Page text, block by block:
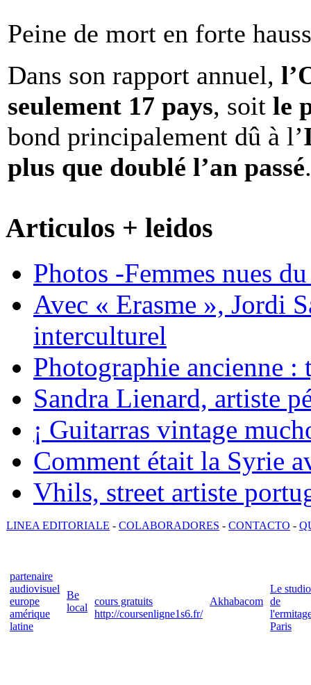
Peine de mort en forte
Dans son rapport annuel,
seulement 17 pays, soit le
bond principalement dû à l’
plus que doublé l’an passé.
Articulos + leidos
Photos -Femmes nues
Avec « Erasme », Jordi
interculturel
Photographie ancienne :
Sandra Lienard, artiste
¡ Guitarras vintage
Comment était la Syrie
Vhils, street artiste
LINEA EDITORIALE - COLABORADORES - CONTACTO -
partenaire
audiovisuel
europe
amérique
latine
Be
local
cours gratuits
http://coursenligne1s6.fr/
Akhabacom
Le studio
de
Paris